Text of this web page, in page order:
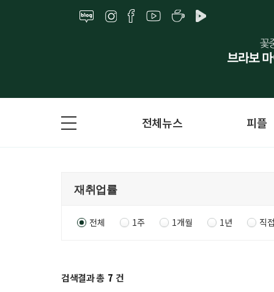
전체뉴스 피플
전체 1주 1개월 1년 직
검색결과 총 7 건